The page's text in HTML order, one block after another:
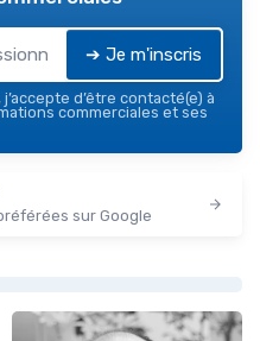
➔ Je m'inscris
d’être contacté(e) à
commerciales et ses
sur Google